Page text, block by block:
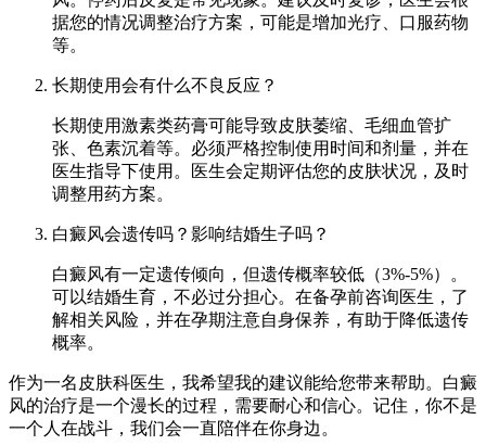
据您的情况调整治疗方案，可能是增加光疗、口服药物
等。
长期使用会有什么不良反应？
长期使用激素类药膏可能导致皮肤萎缩、毛细血管扩
张、色素沉着等。必须严格控制使用时间和剂量，并在
医生指导下使用。医生会定期评估您的皮肤状况，及时
调整用药方案。
白癜风会遗传吗？影响结婚生子吗？
白癜风有一定遗传倾向，但遗传概率较低（3%-5%）。
可以结婚生育，不必过分担心。在备孕前咨询医生，了
解相关风险，并在孕期注意自身保养，有助于降低遗传
概率。
作为一名皮肤科医生，我希望我的建议能给您带来帮助。白癜
风的治疗是一个漫长的过程，需要耐心和信心。记住，你不是
一个人在战斗，我们会一直陪伴在你身边。